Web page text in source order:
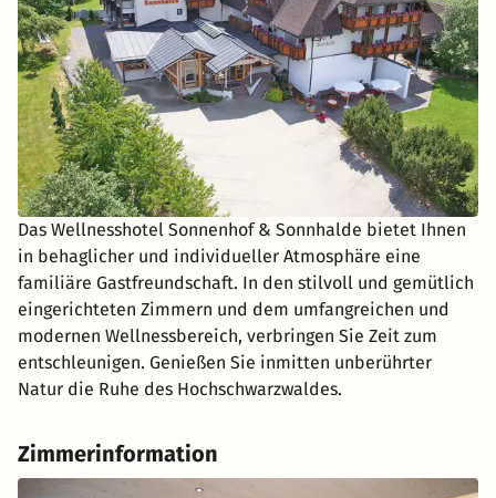
Das Wellnesshotel Sonnenhof & Sonnhalde bietet Ihnen
in behaglicher und individueller Atmosphäre eine
familiäre Gastfreundschaft. In den stilvoll und gemütlich
eingerichteten Zimmern und dem umfangreichen und
modernen Wellnessbereich, verbringen Sie Zeit zum
entschleunigen. Genießen Sie inmitten unberührter
Natur die Ruhe des Hochschwarzwaldes.
Zimmerinformation